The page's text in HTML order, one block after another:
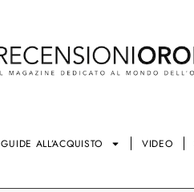
GUIDE ALL’ACQUISTO VIDEO